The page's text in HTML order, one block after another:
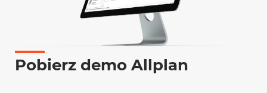
Pobierz demo Allplan